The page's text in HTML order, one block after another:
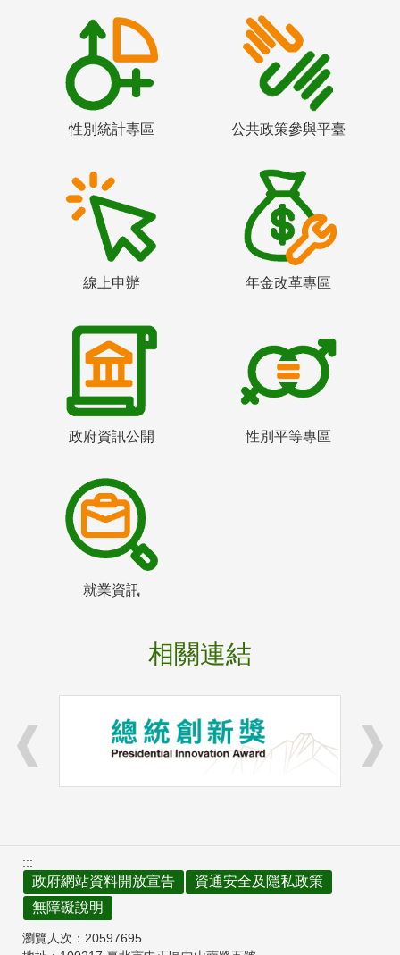
性別統計專區 公共政策參與平臺
線上申辦 年金改革專區
政府資訊公開 性別平等專區
就業資訊
相關連結
:::
政府網站資料開放宣告
資通安全及隱私政策
無障礙說明
瀏覽人次： 20597695